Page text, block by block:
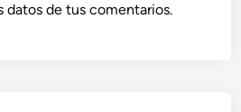
datos de tus comentarios.